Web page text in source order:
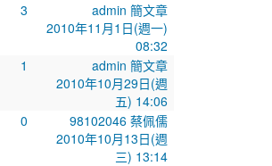
3
admin 簡文章
2010年11月1日(週一)
08:32
1
admin 簡文章
2010年10月29日(週
五) 14:06
0
98102046 蔡佩儒
2010年10月13日(週
三) 13:14